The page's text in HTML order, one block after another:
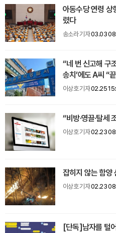
아동수당 연령 상
렸다
송소라 기자03.03
“네 번 신고해 구
송치’에도 A씨 “
이상호 기자02.25
“비방·영끌·탈세
이상호 기자02.23
잡히지 않는 함양
이상호 기자02.23
[단독]남자를 털